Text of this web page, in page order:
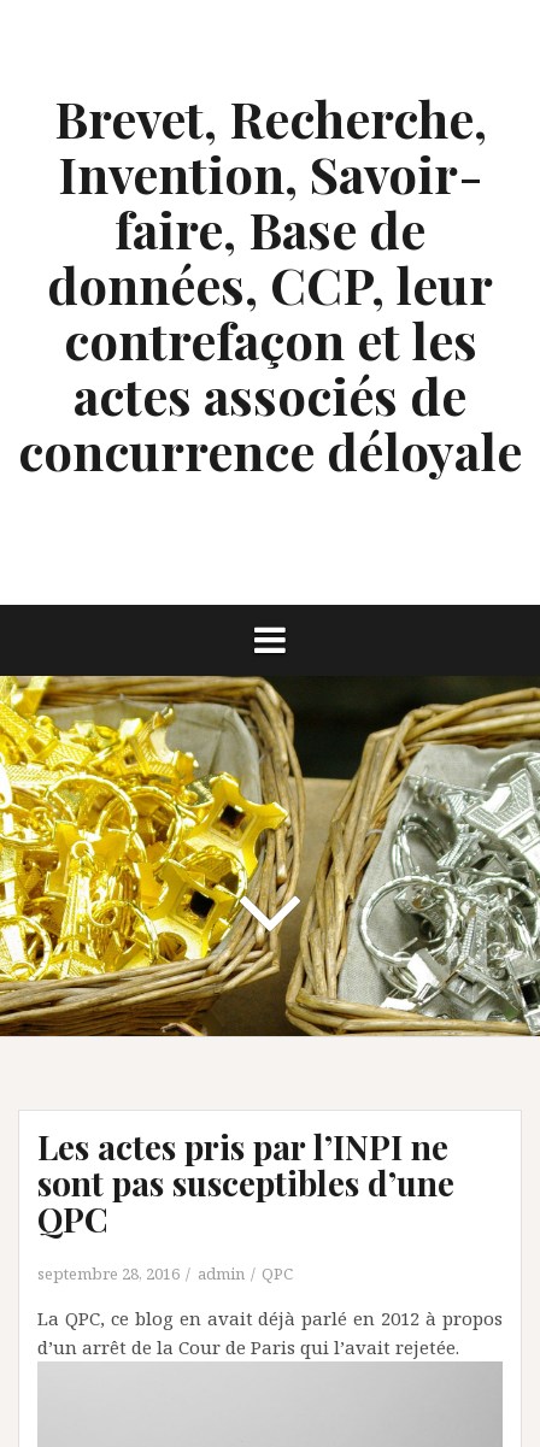
Brevet, Recherche,
Invention, Savoir-
faire, Base de
données, CCP, leur
contrefaçon et les
actes associés de
concurrence déloyale
Les actes pris par l’INPI ne
sont pas susceptibles d’une
QPC
septembre 28, 2016 admin QPC
La QPC, ce blog en avait déjà parlé en 2012 à propos
d’un arrêt de la Cour de Paris qui l’avait rejetée.